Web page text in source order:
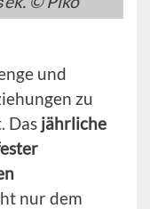
und
zu
Das jährliche
nur dem